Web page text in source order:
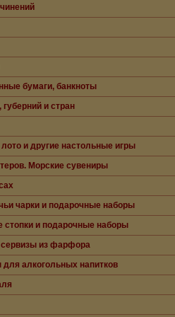
бумаги, банкноты
и стран
и другие настольные игры
Морские сувениры
чарки и подарочные наборы
стопки и подарочные наборы
из фарфора
алкогольных напитков